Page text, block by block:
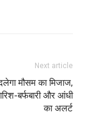
Next article
मौसम का मिजाज,
बर्फबारी और आंधी
का अलर्ट